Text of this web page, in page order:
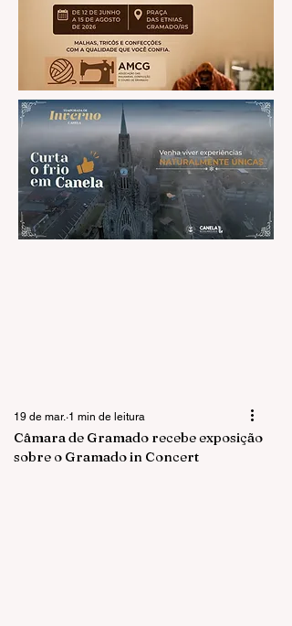
Câmara de Gramado recebe exposição
sobre o Gramado in Concert
19 de mar. 1 min de leitura